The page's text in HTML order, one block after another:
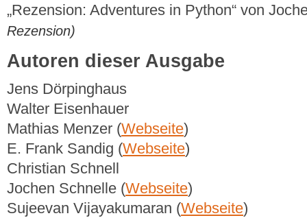
„Rezension: Adventures in Python“ von
Rezension)
Autoren dieser Ausgabe
Jens Dörpinghaus
Walter Eisenhauer
Mathias Menzer (Webseite)
E. Frank Sandig (Webseite)
Christian Schnell
Jochen Schnelle (Webseite)
Sujeevan Vijayakumaran (Webseite)